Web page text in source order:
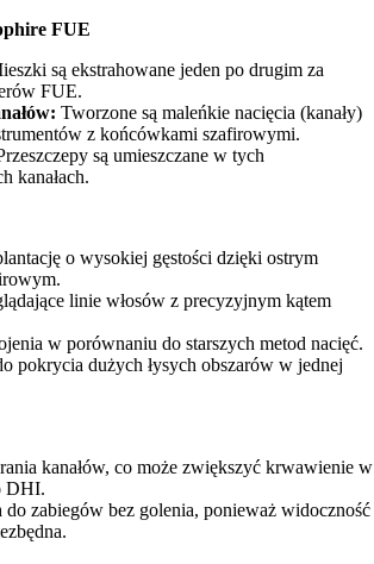
FUE
są ekstrahowane jeden po drugim za
FUE.
Tworzone są maleńkie nacięcia (kanały)
z końcówkami szafirowymi.
są umieszczane w tych
kanałach.
o wysokiej gęstości dzięki ostrym
linie włosów z precyzyjnym kątem
w porównaniu do starszych metod nacięć.
pokrycia dużych łysych obszarów w jednej
kanałów, co może zwiększyć krwawienie w
DHI.
do zabiegów bez golenia, ponieważ widoczność